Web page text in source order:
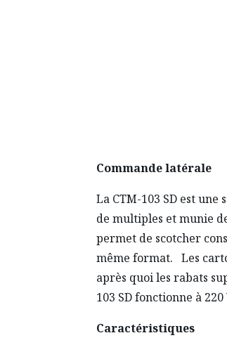
Commande latérale
La CTM-103 SD est
de multiples et munie
permet de scotcher
même format. Les
après quoi les rabats
103 SD fonctionne à
Caractéristiques